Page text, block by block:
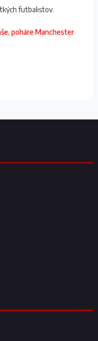
futbalistov.
poháre Manchester